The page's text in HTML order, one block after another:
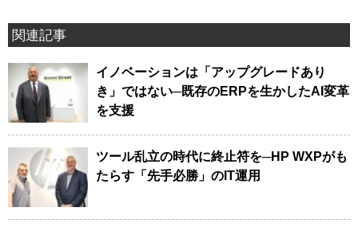
関連記事
イノベーションは「アップグレードあり
き」ではない─既存のERPを生かしたAI変革
を支援
ツール乱立の時代に終止符を─HP WXPがも
たらす「先手必勝」のIT運用